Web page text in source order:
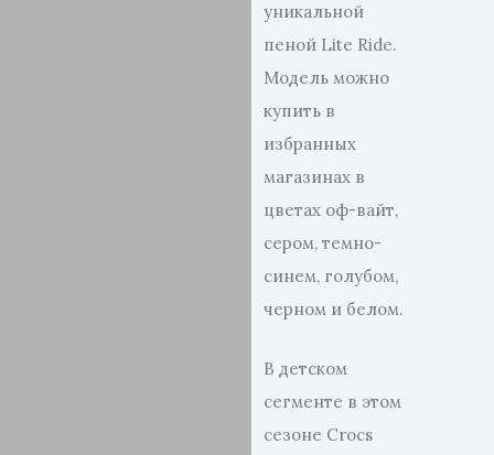
уникальной
пеной Lite Ride.
Модель можно
купить в
избранных
магазинах в
цветах оф-вайт,
сером, темно-
синем, голубом,
черном и белом.
В детском
сегменте в этом
сезоне Crocs